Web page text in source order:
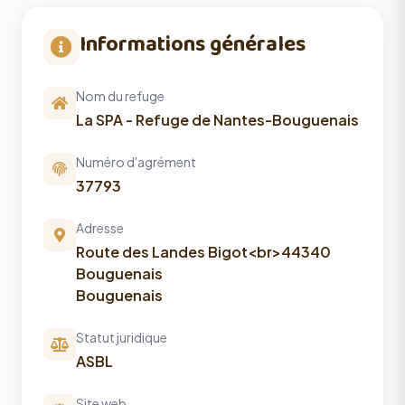
Informations générales
Nom du refuge
La SPA - Refuge de Nantes-Bouguenais
Numéro d'agrément
37793
Adresse
Route des Landes Bigot<br>44340
Bouguenais
Bouguenais
Statut juridique
ASBL